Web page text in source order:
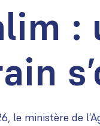
:
le ministère de